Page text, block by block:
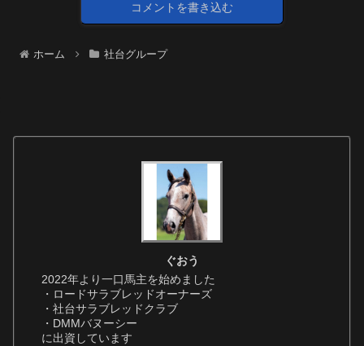
コメントを書き込む
ホーム 社台グループ
ぐおう
2022年より一口馬主を始めました
・ロードサラブレッドオーナーズ
・社台サラブレッドクラブ
・DMMバヌーシー
に出資しています